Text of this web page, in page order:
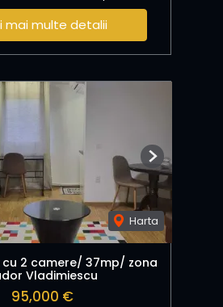
mai multe detalii
Harta
Next
2 camere/ 37mp/ zona
Vladimiescu
95,000 €